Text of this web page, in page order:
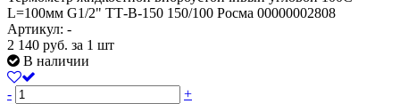
L=100мм G1/2" ТТ-В-150 150/100 Росма 00000002808
Артикул: -
2 140 руб. за 1 шт
В наличии
- +